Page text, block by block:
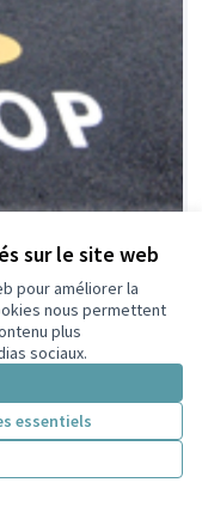
sur le site web
pour améliorer la
nous permettent
plus
sociaux.
essentiels
par le tri